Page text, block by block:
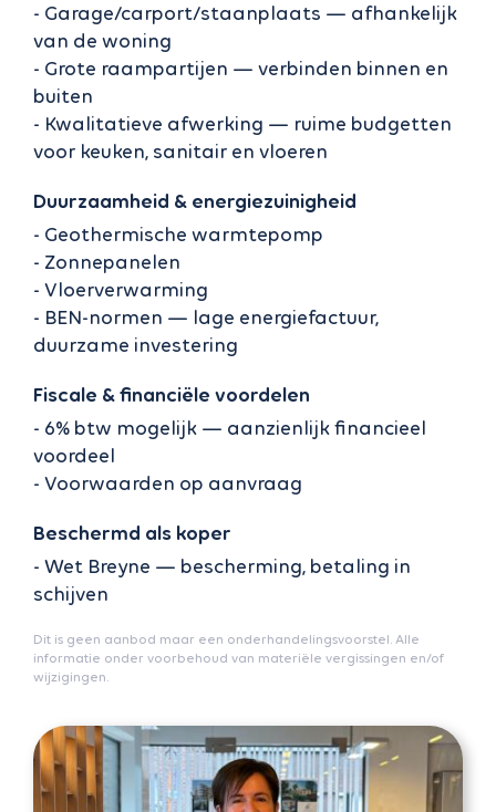
- Garage/carport/staanplaats — afhankelijk
van de woning
- Grote raampartijen — verbinden binnen en
buiten
- Kwalitatieve afwerking — ruime budgetten
voor keuken, sanitair en vloeren
Duurzaamheid & energiezuinigheid
- Geothermische warmtepomp
- Zonnepanelen
- Vloerverwarming
- BEN-normen — lage energiefactuur,
duurzame investering
Fiscale & financiële voordelen
- 6% btw mogelijk — aanzienlijk financieel
voordeel
- Voorwaarden op aanvraag
Beschermd als koper
- Wet Breyne — bescherming, betaling in
schijven
Dit is geen aanbod maar een onderhandelingsvoorstel. Alle
informatie onder voorbehoud van materiële vergissingen en/of
wijzigingen.